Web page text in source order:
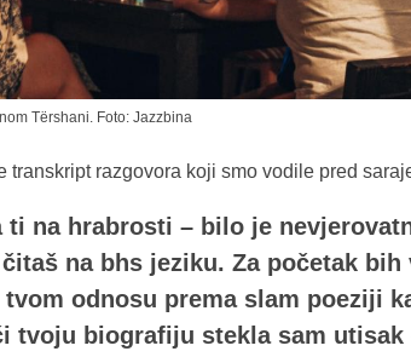
Tërshani. Foto: Jazzbina
transkript razgovora koji smo vodile pred
ti na hrabrosti – bilo je
na bhs jeziku. Za početak bih
tvom odnosu prema slam poeziji
tvoju biografiju stekla sam utisak